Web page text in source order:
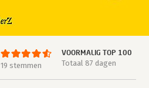
19 stemmen
VOORMALIG TOP 100
Totaal 87 dagen